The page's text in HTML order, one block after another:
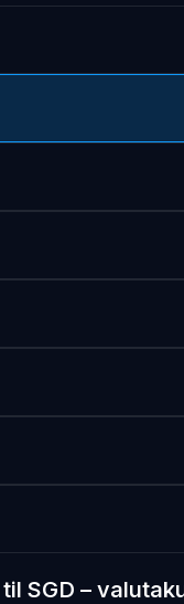
SGD –